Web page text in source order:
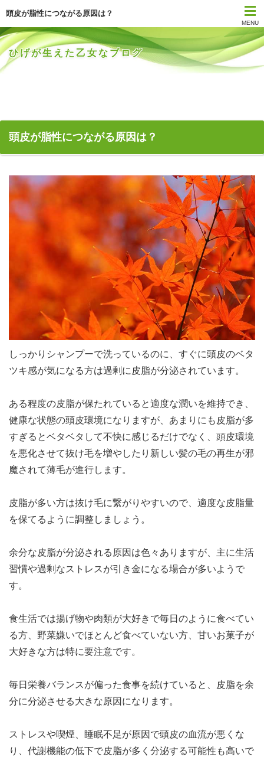
頭皮が脂性につながる原因は？
MENU
ひげが生えた乙女なブログ
頭皮が脂性につながる原因は？
しっかりシャンプーで洗っているのに、すぐに頭皮のベタ
ツキ感が気になる方は過剰に皮脂が分泌されています。
ある程度の皮脂が保たれていると適度な潤いを維持でき、
健康な状態の頭皮環境になりますが、あまりにも皮脂が多
すぎるとベタベタして不快に感じるだけでなく、頭皮環境
を悪化させて抜け毛を増やしたり新しい髪の毛の再生が邪
魔されて薄毛が進行します。
皮脂が多い方は抜け毛に繋がりやすいので、適度な皮脂量
を保てるように調整しましょう。
余分な皮脂が分泌される原因は色々ありますが、主に生活
習慣や過剰なストレスが引き金になる場合が多いようで
す。
食生活では揚げ物や肉類が大好きで毎日のように食べてい
る方、野菜嫌いでほとんど食べていない方、甘いお菓子が
大好きな方は特に要注意です。
毎日栄養バランスが偏った食事を続けていると、皮脂を余
分に分泌させる大きな原因になります。
ストレスや喫煙、睡眠不足が原因で頭皮の血流が悪くな
り、代謝機能の低下で皮脂が多く分泌する可能性も高いで